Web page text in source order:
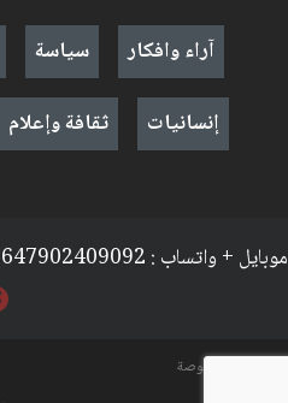
آراء وافكار
سياسة
إنسانيات
ثقافة وإعلام
موبايل + واتساب : 009647902409092
السياسة والخصوصة